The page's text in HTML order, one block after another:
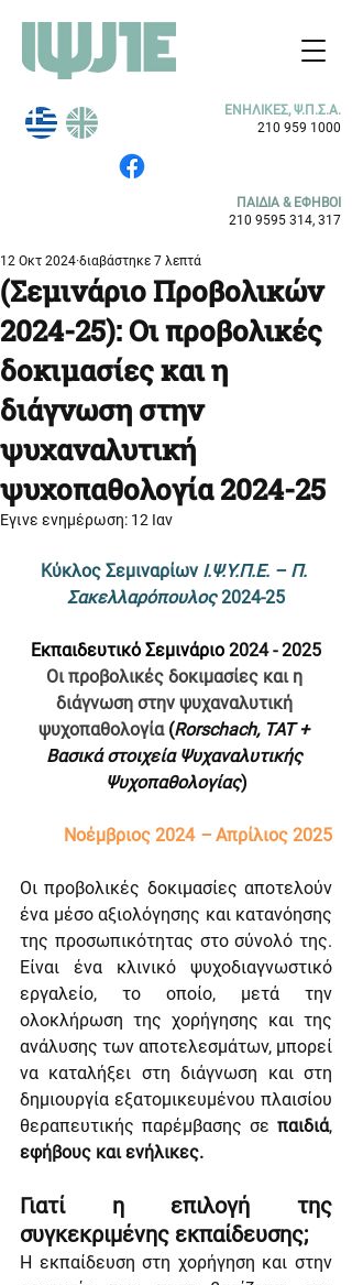
ΕΝΗΛΙΚΕΣ, Ψ.Π.Σ.Α.
210 959 1000
ΠΑΙΔΙΑ & ΕΦΗΒΟΙ
210 9595 314, 317
(Σεμινάριο Προβολικών
2024-25): Οι προβολικές
δοκιμασίες και η
διάγνωση στην
ψυχαναλυτική
ψυχοπαθολογία 2024-25
12 Οκτ 2024 διαβάστηκε 7 λεπτά
Έγινε ενημέρωση: 12 Ιαν
Κύκλος Σεμιναρίων Ι.Ψ.Υ.Π.Ε. – Π.
Σακελλαρόπουλος 2024-25
Εκπαιδευτικό Σεμινάριο 2024 - 2025
Οι προβολικές δοκιμασίες και η
διάγνωση στην ψυχαναλυτική
ψυχοπαθολογία (Rorschach, TAT +
Βασικά στοιχεία Ψυχαναλυτικής
Ψυχοπαθολογίας)
Νοέμβριος 2024 – Απρίλιος 2025
Οι προβολικές δοκιμασίες αποτελούν
ένα μέσο αξιολόγησης και κατανόησης
της προσωπικότητας στο σύνολό της.
Είναι ένα κλινικό ψυχοδιαγνωστικό
εργαλείο, το οποίο, μετά την
ολοκλήρωση της χορήγησης και της
ανάλυσης των αποτελεσμάτων, μπορεί
να καταλήξει στη διάγνωση και στη
δημιουργία εξατομικευμένου πλαισίου
θεραπευτικής παρέμβασης σε παιδιά
εφήβους και ενήλικες.
Γιατί η επιλογή της
συγκεκριμένης εκπαίδευσης;
Η εκπαίδευση στη χορήγηση και στην